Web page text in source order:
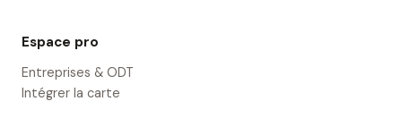
Espace pro
Entreprises & ODT
Intégrer la carte